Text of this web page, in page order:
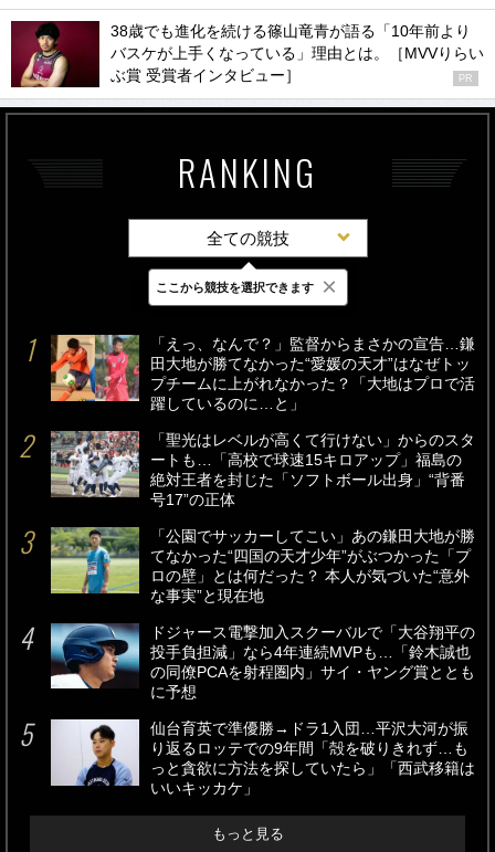
38歳でも進化を続ける篠山竜青が語る「10年前より
バスケが上手くなっている」理由とは。［MVVりらい
ぶ賞 受賞者インタビュー］
PR
RANKING
全ての競技
最新 24時間 週間
「えっ、なんで？」監督からまさかの宣告…鎌
田大地が勝てなかった“愛媛の天才”はなぜトッ
プチームに上がれなかった？「大地はプロで活
躍しているのに…と」
「聖光はレベルが高くて行けない」からのスタ
ートも…「高校で球速15キロアップ」福島の
絶対王者を封じた「ソフトボール出身」“背番
号17”の正体
「公園でサッカーしてこい」あの鎌田大地が勝
てなかった“四国の天才少年”がぶつかった「プ
ロの壁」とは何だった？ 本人が気づいた“意外
な事実”と現在地
ドジャース電撃加入スクーバルで「大谷翔平の
投手負担減」なら4年連続MVPも…「鈴木誠也
の同僚PCAを射程圏内」サイ・ヤング賞ととも
に予想
仙台育英で準優勝→ドラ1入団…平沢大河が振
り返るロッテでの9年間「殻を破りきれず…も
っと貪欲に方法を探していたら」「西武移籍は
いいキッカケ」
もっと見る
ここから競技を選択できます ×